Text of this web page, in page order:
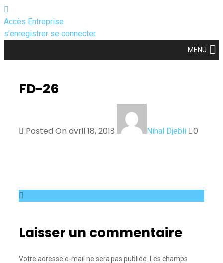
Accès Entreprise
s’enregistrer se connecter
MENU
FD-26
Posted On avril 18, 2018 Nihal Djebli 0
Laisser un commentaire
Votre adresse e-mail ne sera pas publiée.
Les champs